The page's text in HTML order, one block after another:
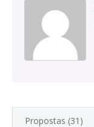
Propostas (31)